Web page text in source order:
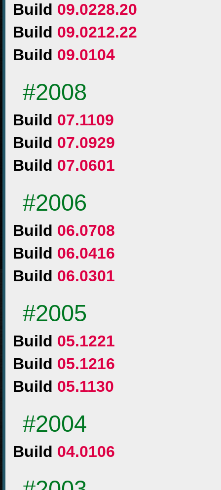
Build 09.0228.20
Build 09.0212.22
Build 09.0104
#2008
Build 07.1109
Build 07.0929
Build 07.0601
#2006
Build 06.0708
Build 06.0416
Build 06.0301
#2005
Build 05.1221
Build 05.1216
Build 05.1130
#2004
Build 04.0106